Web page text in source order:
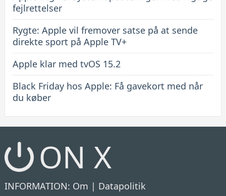
fejlrettelser
Rygte: Apple vil fremover satse på at sende
direkte sport på Apple TV+
Apple klar med tvOS 15.2
Black Friday hos Apple: Få gavekort med når
du køber
ON X
INFORMATION: Om | Datapolitik